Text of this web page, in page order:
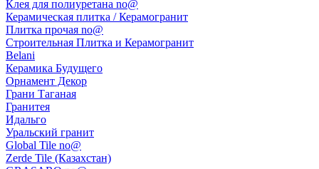
Клея для полиуретана no@
Керамическая плитка / Керамогранит
Плитка прочая no@
Строительная Плитка и Керамогранит
Belani
Керамика Будущего
Орнамент Декор
Грани Таганая
Гранитея
Идальго
Уральский гранит
Global Tile no@
Zerde Tile (Казахстан)